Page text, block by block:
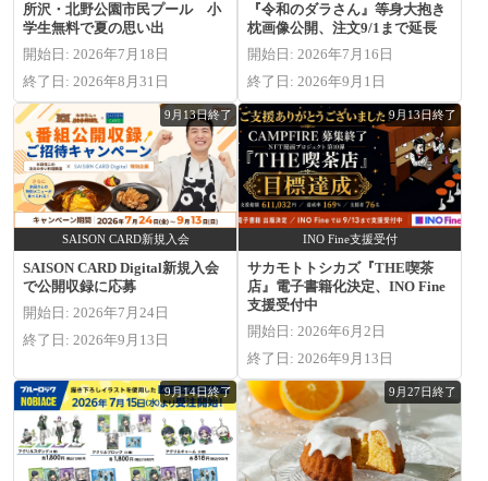
所沢・北野公園市民プール 小
学生無料で夏の思い出
開始日: 2026年7月18日
終了日: 2026年8月31日
『令和のダラさん』等身大抱き
枕画像公開、注文9/1まで延長
開始日: 2026年7月16日
終了日: 2026年9月1日
9月13日終了
SAISON CARD新規入会
SAISON CARD Digital新規入会
で公開収録に応募
開始日: 2026年7月24日
終了日: 2026年9月13日
9月13日終了
INO Fine支援受付
サカモトトシカズ『THE喫茶
店』電子書籍化決定、INO Fine
支援受付中
開始日: 2026年6月2日
終了日: 2026年9月13日
9月14日終了 9月27日終了